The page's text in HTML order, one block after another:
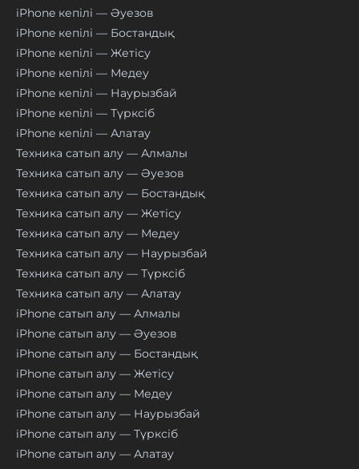
iPhone кепілі — Әуезов
iPhone кепілі — Бостандық
iPhone кепілі — Жетісу
iPhone кепілі — Медеу
iPhone кепілі — Наурызбай
iPhone кепілі — Түрксіб
iPhone кепілі — Алатау
Техника сатып алу — Алмалы
Техника сатып алу — Әуезов
Техника сатып алу — Бостандық
Техника сатып алу — Жетісу
Техника сатып алу — Медеу
Техника сатып алу — Наурызбай
Техника сатып алу — Түрксіб
Техника сатып алу — Алатау
iPhone сатып алу — Алмалы
iPhone сатып алу — Әуезов
iPhone сатып алу — Бостандық
iPhone сатып алу — Жетісу
iPhone сатып алу — Медеу
iPhone сатып алу — Наурызбай
iPhone сатып алу — Түрксіб
iPhone сатып алу — Алатау